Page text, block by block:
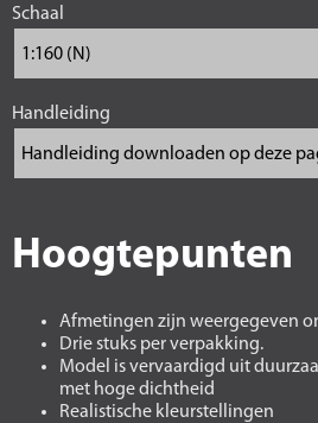
Schaal
Handleiding
Hoogtepunten
Afmetingen zijn weergegeven
Drie stuks per verpakking.
Model is vervaardigd uit
met hoge dichtheid
Realistische kleurstellingen